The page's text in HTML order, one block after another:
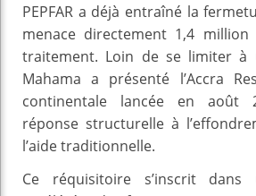
PEPFAR a déjà entraîné la
menace directement 1,4
traitement. Loin de se limiter à
Mahama a présenté l’Accra
continentale lancée en août
réponse structurelle à
l’aide traditionnelle.
Ce réquisitoire s’inscrit dans